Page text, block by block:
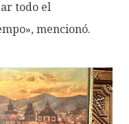
todo el
mencionó.